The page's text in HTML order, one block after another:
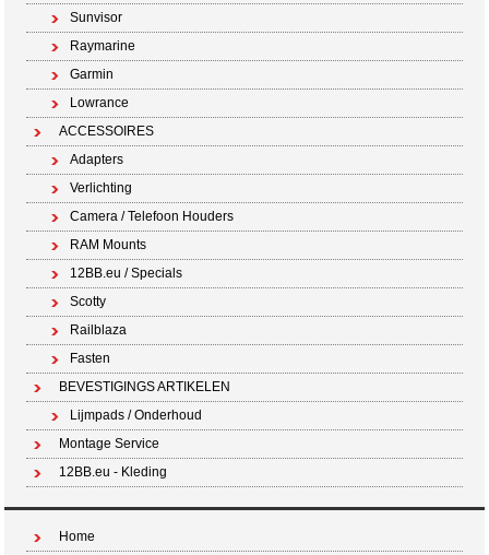
Sunvisor
Raymarine
Garmin
Lowrance
ACCESSOIRES
Adapters
Verlichting
Camera / Telefoon Houders
RAM Mounts
12BB.eu / Specials
Scotty
Railblaza
Fasten
BEVESTIGINGS ARTIKELEN
Lijmpads / Onderhoud
Montage Service
12BB.eu - Kleding
Home